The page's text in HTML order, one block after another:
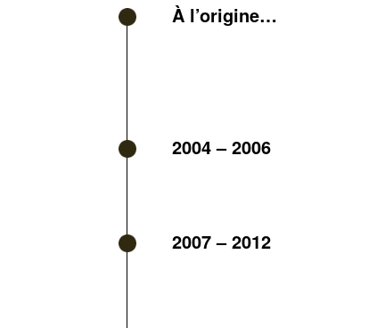
À l’origine…
2004 – 2006
2007 – 2012